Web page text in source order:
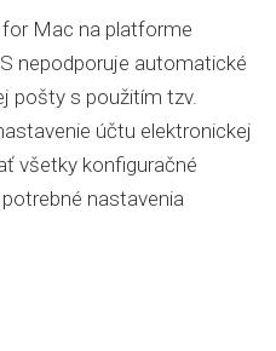
Mac na platforme
nepodporuje automatické
pošty s použitím tzv.
účtu elektronickej
všetky konfiguračné
nastavenia